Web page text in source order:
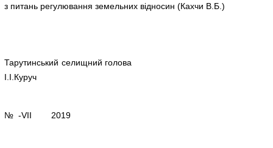
з питань регулювання земельних відносин (Кахчи В.Б.)
Тарутинський селищний голова
І.І.Куруч
№ -VIІ 2019